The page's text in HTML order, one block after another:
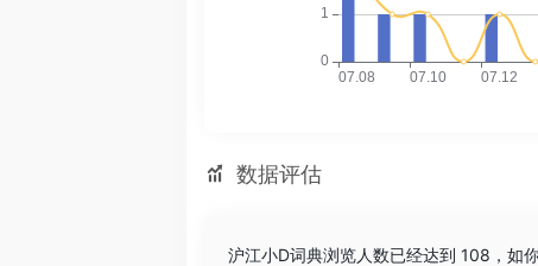
数据评估
沪江小D词典浏览人数已经达到 108，如